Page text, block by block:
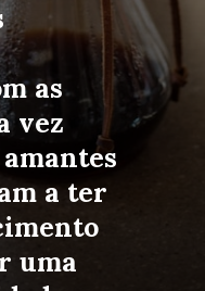
as
vez
a ter
uma